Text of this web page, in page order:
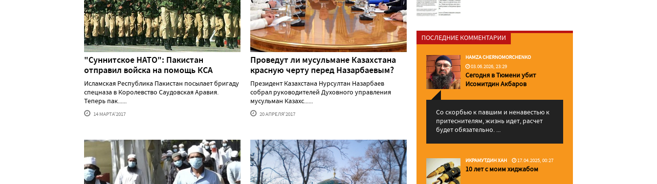
"Суннитское НАТО": Пакистан
отправил войска на помощь КСА
Исламская Республика Пакистан посылает бригаду
спецназа в Королевство Саудовская Аравия.
Теперь пак......
14 МАРТА'2017
Проведут ли мусульмане Казахстана
красную черту перед Назарбаевым?
Президент Казахстана Нурсултан Назарбаев
собрал руководителей Духовного управления
мусульман Казахс......
20 АПРЕЛЯ'2017
ПОСЛЕДНИЕ КОММЕНТАРИИ
HAMZA CHERNOMORCHENKO
03.06.2026, 23:29
Сегодня в Тюмени убит
Исомитдин Акбаров
Со скорбью к павшим и ненавестью к
притеснителям, жизнь идет, расчет
будет обязательно. ...
ИКРАМУТДИН ХАН 17.04.2025, 00:27
10 лет с моим хиджабом